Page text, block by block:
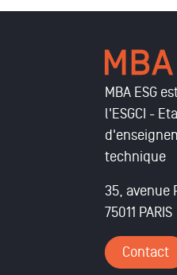
MBA ESG
l'ESGCI -
technique
35, avenue
75011 PARIS
Contact